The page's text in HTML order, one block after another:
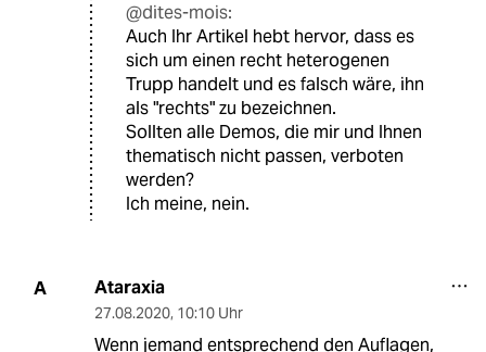
@dites-mois:
Auch Ihr Artikel hebt hervor, dass es
sich um einen recht heterogenen
Trupp handelt und es falsch wäre, ihn
als "rechts" zu bezeichnen.
Sollten alle Demos, die mir und Ihnen
thematisch nicht passen, verboten
werden?
Ich meine, nein.
A Ataraxia
27.08.2020, 10:10 Uhr
Wenn jemand entsprechend den Auflagen,